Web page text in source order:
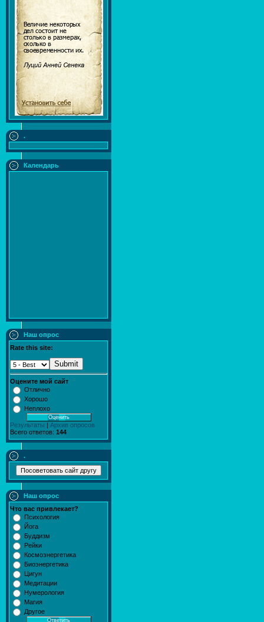
.
Календарь
Наш опрос
Rate this site:
Submit
Оцените мой сайт
Отлично
Хорошо
Неплохо
Результаты
Архив опросов
Всего ответов: 144
.
Наш опрос
Что вас привлекает?
Психология
Йога
Буддизм
Рейки
Космоэнергетика
Биоэнергетика
Цигун
Медитации
Нумерология
Магия
Другое